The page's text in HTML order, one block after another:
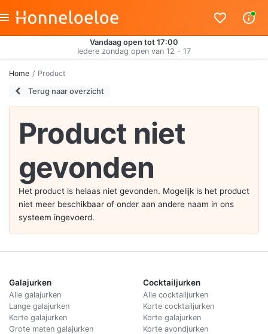
Vandaag open tot 17:00
Iedere zondag open van 12 - 17
Home Product
Terug naar overzicht
Product niet
gevonden
Het product is helaas niet gevonden. Mogelijk is het product
niet meer beschikbaar of onder aan andere naam in ons
systeem ingevoerd.
Galajurken
Alle galajurken
Lange galajurken
Korte galajurken
Grote maten galajurken
Cocktailjurken
Alle cocktailjurken
Korte cocktailjurken
Korte galajurken
Korte avondjurken